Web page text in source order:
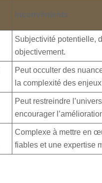
Inconvénients
Subjectivité potentielle,
objectivement.
Peut occulter des
la complexité des
Peut restreindre
encourager
Complexe à mettre en
fiables et une expertise